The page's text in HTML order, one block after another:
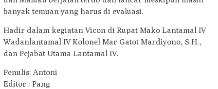
banyak temuan yang harus di evaluasi.
Hadir dalam kegiatan Vicon di Rupat Mako Lantamal IV
Wadanlantamal IV Kolonel Mar Gatot Mardiyono, S.H.,
dan Pejabat Utama Lantamal IV.
Penulis: Antoni
Editor : Pang